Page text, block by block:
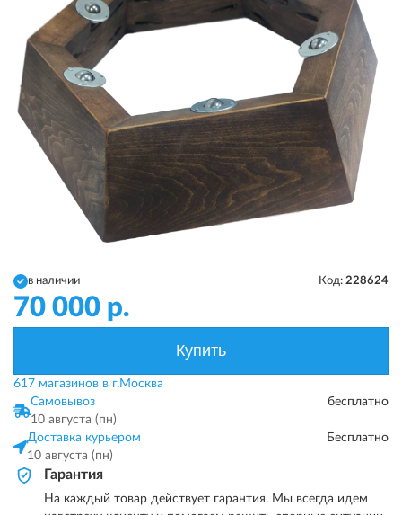
в наличии Код: 228624
70 000 р.
Купить
617 магазинов в г.Москва
Самовывоз
10 августа (пн)
бесплатно
Доставка курьером
10 августа (пн)
Бесплатно
Гарантия
На каждый товар действует гарантия. Мы всегда идем